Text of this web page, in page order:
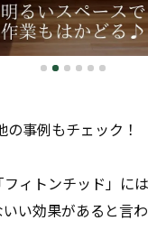
の事例もチェック！
ィトンチッド」には
い効果があると言わ